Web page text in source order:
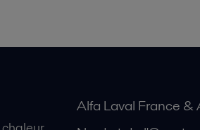
Alfa Laval France &